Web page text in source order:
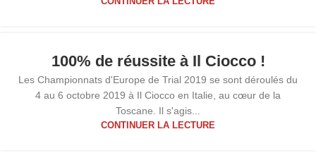
100% de réussite à Il Ciocco !
Les Championnats d'Europe de Trial 2019 se sont déroulés du
4 au 6 octobre 2019 à Il Ciocco en Italie, au cœur de la
Toscane. Il s'agis...
CONTINUER LA LECTURE